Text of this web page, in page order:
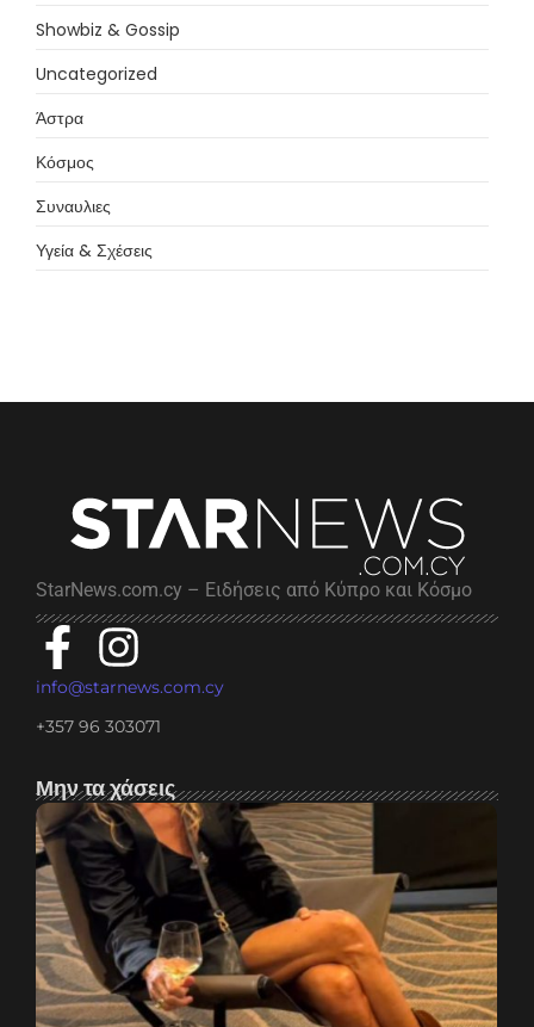
Showbiz & Gossip
Uncategorized
Άστρα
Κόσμος
Συναυλιες
Υγεία & Σχέσεις
StarNews.com.cy – Ειδήσεις από Κύπρο και Κόσμο
info@starnews.com.cy
+357 96 303071
Μην τα χάσεις